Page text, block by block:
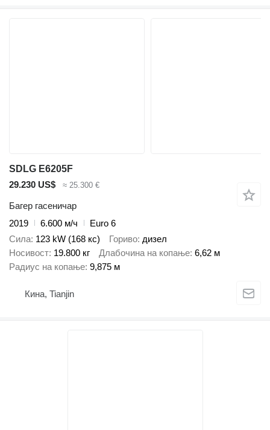
SDLG E6205F
29.230 US$
≈ 25.300 €
Багер гасеничар
2019
6.600 м/ч
Euro 6
Сила 123 kW (168 кс) Гориво дизел
Носивост 19.800 кг Длабочина на копање 6,62 м
Радиус на копање 9,875 м
Кина, Tianjin